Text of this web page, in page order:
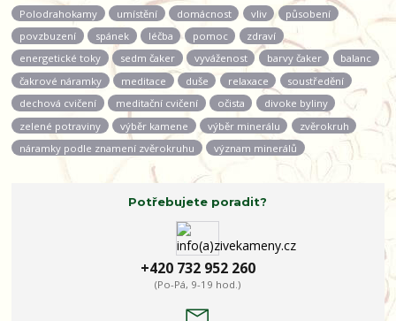
Polodrahokamy
umístění domácnost vliv
působení
povzbuzení
spánek léčba pomoc
zdraví
energetické toky
sedm čaker vyváženost barvy čaker
balanc
čakrové náramky
meditace duše relaxace
soustředění
dechová cvičení
meditační cvičení očista
divoke byliny
zelené potraviny
výběr kamene výběr minerálu
zvěrokruh
náramky podle znamení zvěrokruhu
význam minerálů
Potřebujete poradit?
+420 732 952 260
(Po-Pá, 9-19 hod.)